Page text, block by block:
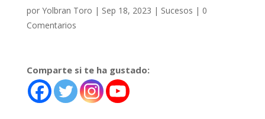
por Yolbran Toro | Sep 18, 2023 | Sucesos | 0
Comentarios
Comparte si te ha gustado: